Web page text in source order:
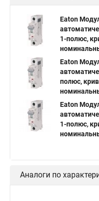
Eaton
1-полюс,
Eaton
полюс,
Eaton
1-полюс,
Аналоги по